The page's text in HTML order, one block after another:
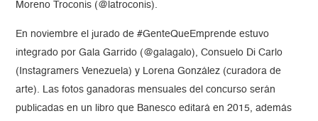
Moreno Troconis (@latroconis).
En noviembre el jurado de #GenteQueEmprende estuvo
integrado por Gala Garrido (@galagalo), Consuelo Di Carlo
(Instagramers Venezuela) y Lorena González (curadora de
arte). Las fotos ganadoras mensuales del concurso serán
publicadas en un libro que Banesco editará en 2015, además